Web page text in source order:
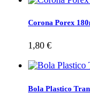
Corona Porex
1,80 €
Bola Plastico